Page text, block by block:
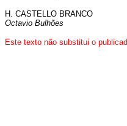
H. CASTELLO BRANCO
Octavio Bulhões
Este texto não substitui o